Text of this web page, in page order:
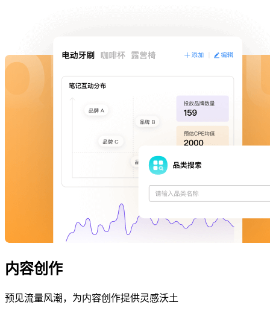
内容创作
预见流量风潮，为内容创作提供灵感沃土